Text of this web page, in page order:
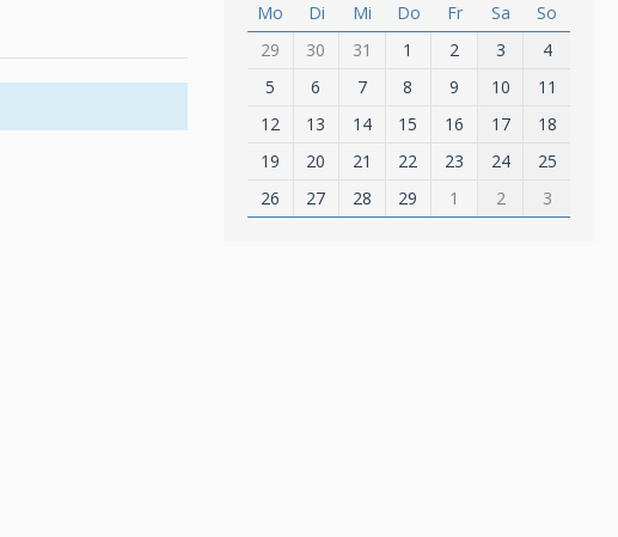
Mo Di Mi Do Fr Sa
So
29
30 31 1 2 3
4
5
6 7 8 9 10
11
12
13 14 15 16 17
18
19
20 21 22 23 24
25
26
27 28 29 1 2 3